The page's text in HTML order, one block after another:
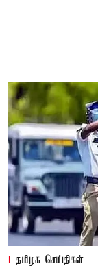
தமிழக செய்திகள்